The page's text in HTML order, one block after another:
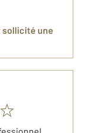
une